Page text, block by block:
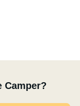
in der Natur)
dimmbare LED-
Waschbecken
Camper?